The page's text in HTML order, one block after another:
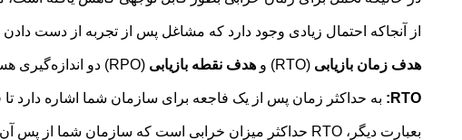
از آنجاکه احتمال زیادی وجود دارد که مشاغل پس از تجربه از دست
هدف زمان بازیابی (RTO) و هدف نقطه بازیابی (RPO) دو اندازه‌گیری هستند که در
RTO: به حداکثر زمان پس از یک فاجعه برای سازمان شما اشاره دارد تا
بعبارت دیگر، RTO حداکثر میزان خرابی است که سازمان شما از پس آن بر می‌آید. اگر RTO سازمان شما دو ساعته باشد، نمیتواند بیش از این مدت پایین بیاید.